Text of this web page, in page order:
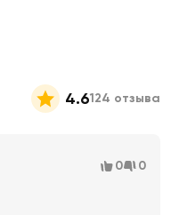
4.6124 отзыва
0 0